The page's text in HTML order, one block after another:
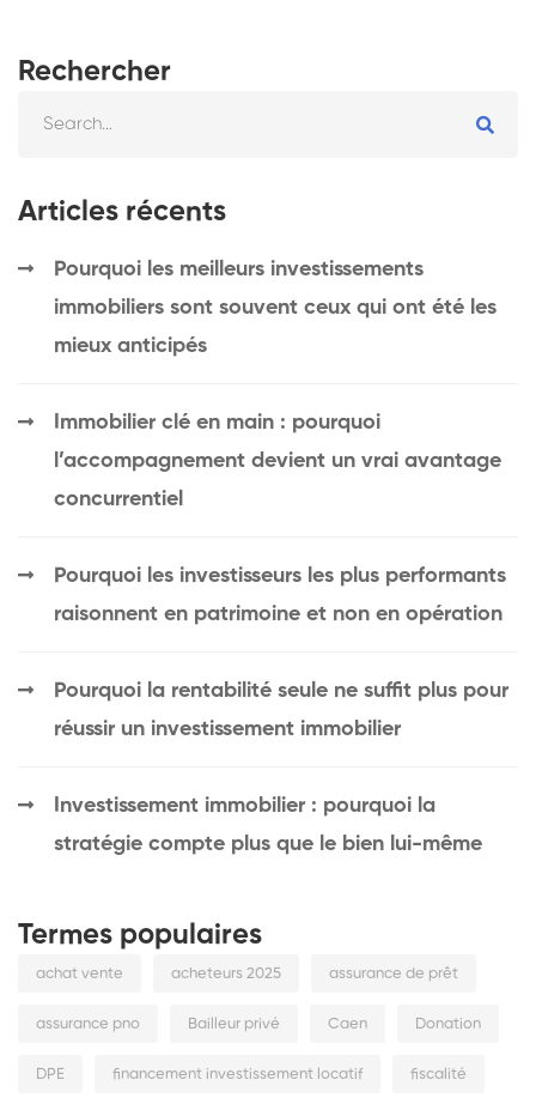
Rechercher
Articles récents
Pourquoi les meilleurs investissements
immobiliers sont souvent ceux qui ont été les
mieux anticipés
Immobilier clé en main : pourquoi
l’accompagnement devient un vrai avantage
concurrentiel
Pourquoi les investisseurs les plus performants
raisonnent en patrimoine et non en opération
Pourquoi la rentabilité seule ne suffit plus pour
réussir un investissement immobilier
Investissement immobilier : pourquoi la
stratégie compte plus que le bien lui-même
Termes populaires
achat vente acheteurs 2025 assurance de prêt
assurance pno Bailleur privé Caen Donation
DPE financement investissement locatif fiscalité